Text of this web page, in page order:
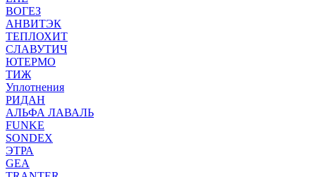
ВОГЕЗ
АНВИТЭК
ТЕПЛОХИТ
СЛАВУТИЧ
ЮТЕРМО
ТИЖ
Уплотнения
РИДАН
АЛЬФА ЛАВАЛЬ
FUNKE
SONDEX
ЭТРА
GEA